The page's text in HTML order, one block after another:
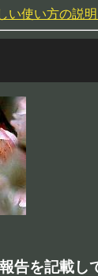
い使い方の説
告を記載し